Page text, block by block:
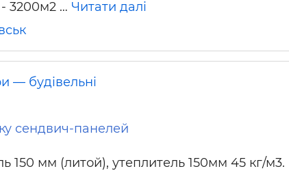
ремонтні послуги
3200м2 … Читати далі
— будівельні
сендвич-панелей
150 мм (литой), утеплитель 150мм 45 кг/м3.